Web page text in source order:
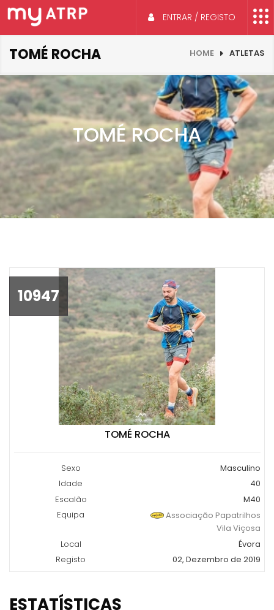
ENTRAR / REGISTO
TOMÉ ROCHA HOME ATLETAS
TOMÉ ROCHA
10947
TOMÉ ROCHA
Sexo
Masculino
Idade
40
Escalão
M40
Equipa
Associação Papatrilhos
Vila Viçosa
Local
Évora
Registo
02, Dezembro de 2019
ESTATÍSTICAS